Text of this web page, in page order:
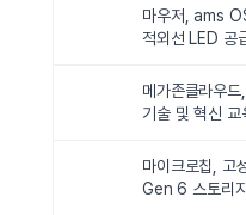
마우저, ams
적외선 LED 공
메가존클라우드
기술 및 혁신
마이크로칩, 고
Gen 6 스토리